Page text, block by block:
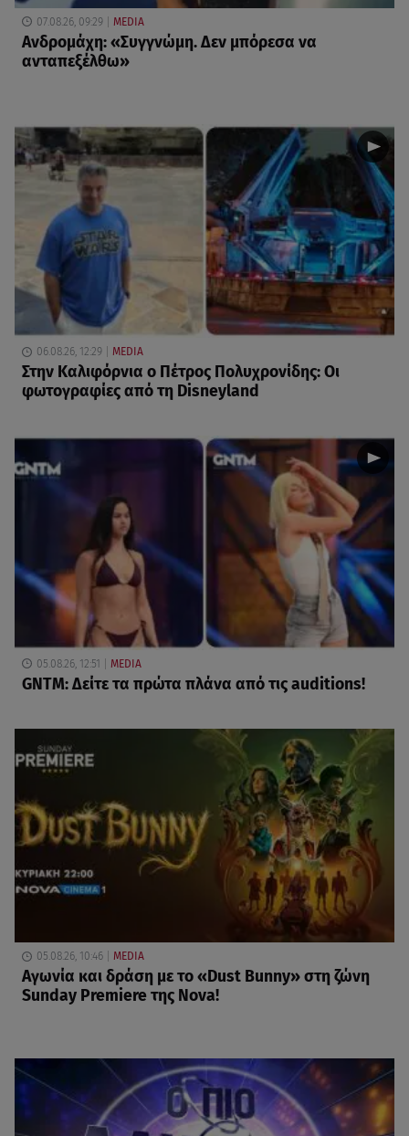
07.08.26, 09:29 MEDIA
Ανδρομάχη: «Συγγνώμη. Δεν μπόρεσα να
ανταπεξέλθω»
06.08.26, 12:29 MEDIA
Στην Καλιφόρνια ο Πέτρος Πολυχρονίδης: Οι
φωτογραφίες από τη Disneyland
05.08.26, 12:51 MEDIA
GNTM: Δείτε τα πρώτα πλάνα από τις auditions!
05.08.26, 10:46 MEDIA
Αγωνία και δράση με το «Dust Bunny» στη ζώνη
Sunday Premiere της Nova!